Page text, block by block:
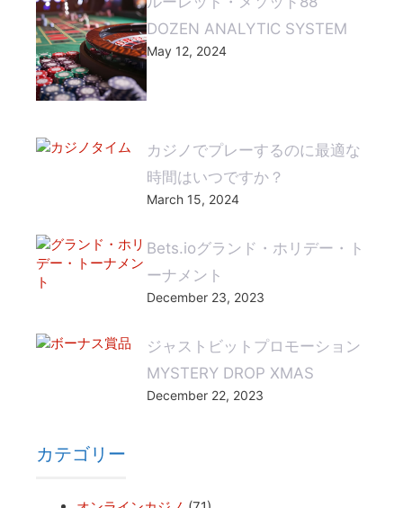
DOZEN ANALYTIC SYSTEM
May 12, 2024
カジノでプレーするのに最適な
時間はいつですか？
March 15, 2024
Bets.ioグランド・ホリデー・ト
ーナメント
December 23, 2023
ジャストビットプロモーション
MYSTERY DROP XMAS
December 22, 2023
カテゴリー